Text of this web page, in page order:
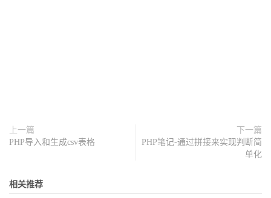
上一篇
PHP导入和生成csv表格
下一篇
PHP笔记-通过拼接来实现判断简
单化
相关推荐